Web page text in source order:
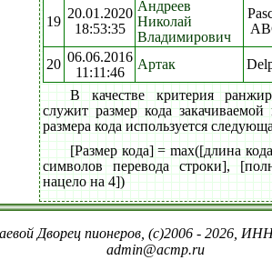
19
20.01.2020
18:53:35
Андреев
Николай
Владимирович
20 06.06.2016
11:11:46
Артак
В качестве критерия
служит размер кода
размера кода используется
[Размер кода] = max([длина
символов перевода строки],
нацело на 4])
Дворец пионеров, (c)2006 - 2026,
admin@acmp.ru